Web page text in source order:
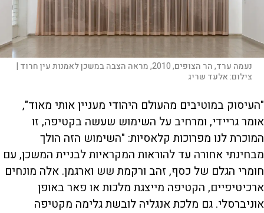
נעמה ערד, הר הצופים, 2010, מראה הצבה במשכן לאמנות עין חרוד |
צילום:אלעד שריג
"העיסוק במוטיבים מהעולם היהודי מעניין אותי מאוד",
אומר גריידי, ומרחיב על השימוש שעשה בקטיפה, זו
המוכרת לנו מפרוכות קלאסיות: "השימוש הזה הולך
מבחינתי אחורה עד להוראות המקראיות לבניית המשכן, עם
חומרי הגלם של כסף, זהב ורקמת שש וארגמן. אלה מונחים
ארכיטיפיים, הקטיפה מייצגת מלכות או פאר באופן
אוניברסלי. גם מלכת אנגליה לובשת גלימה מקטיפה